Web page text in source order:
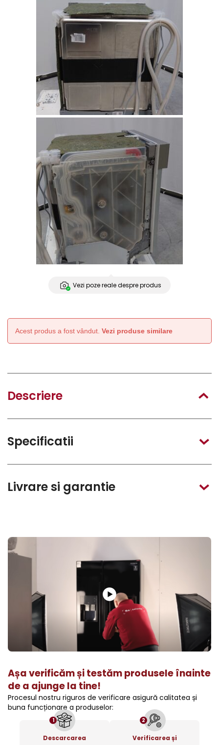
Vezi poze reale despre produs
Acest produs a fost vândut. Vezi produse similare
Descriere
Specificatii
Livrare si garantie
Așa verificăm și testăm produsele înainte
de a ajunge la tine!
Procesul nostru riguros de verificare asigură calitatea și
buna funcționare a produselor:
1
Descarcarea
2
Verificarea și